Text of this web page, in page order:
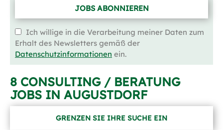
JOBS ABONNIEREN
Ich willige in die Verarbeitung meiner Daten zum
Erhalt des Newsletters gemäß der
Datenschutzinformationen ein.
8 CONSULTING / BERATUNG
JOBS IN AUGUSTDORF
GRENZEN SIE IHRE SUCHE EIN